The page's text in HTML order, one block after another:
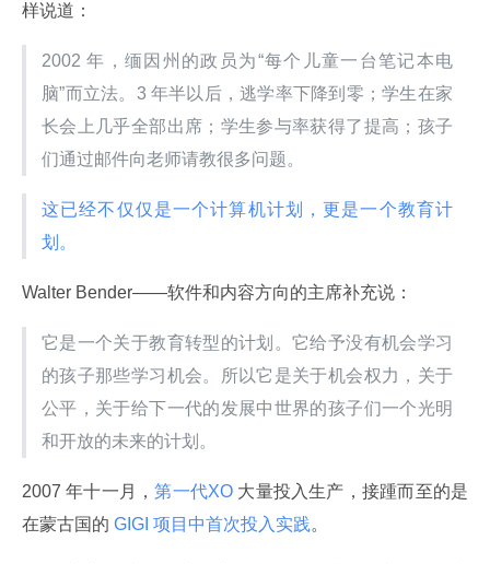
样说道：
2002 年，缅因州的政员为“每个儿童一台笔记本电
脑”而立法。3 年半以后，逃学率下降到零；学生在家
长会上几乎全部出席；学生参与率获得了提高；孩子
们通过邮件向老师请教很多问题。
这已经不仅仅是一个计算机计划，更是一个教育计
划。
Walter Bender——软件和内容方向的主席补充说：
它是一个关于教育转型的计划。它给予没有机会学习
的孩子那些学习机会。所以它是关于机会权力，关于
公平，关于给下一代的发展中世界的孩子们一个光明
和开放的未来的计划。
2007 年十一月，第一代XO 大量投入生产，接踵而至的是
在蒙古国的 GIGI 项目中首次投入实践。